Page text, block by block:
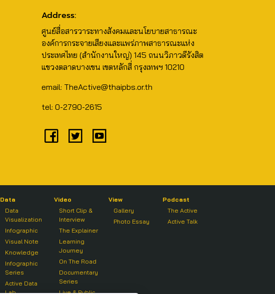
Address:
ศูนย์สื่อสารวาระทางสังคมและนโยบายสาธารณะ
องค์การกระจายเสียงและแพร่ภาพสาธารณะแห่ง
ประเทศไทย (สำนักงานใหญ่) 145 ถนนวิภาวดีรังสิต
แขวงตลาดบางเขน เขตหลักสี่ กรุงเทพฯ 10210
email: TheActive@thaipbs.or.th
tel: 0-2790-2615
Data
Data
Visualization
Infographic
Visual Note
Knowledge
Infographic
Series
Active Data
Lab
Video
Short Clip &
Interview
The Explainer
Learning
Journey
On The Road
Documentary
Series
Live & Public
View
Gallery
Photo Essay
Podcast
The Active
Active Talk